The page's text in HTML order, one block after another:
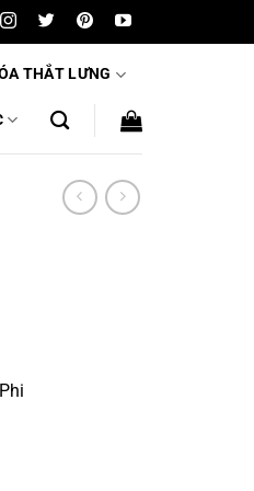
THẮT LƯNG